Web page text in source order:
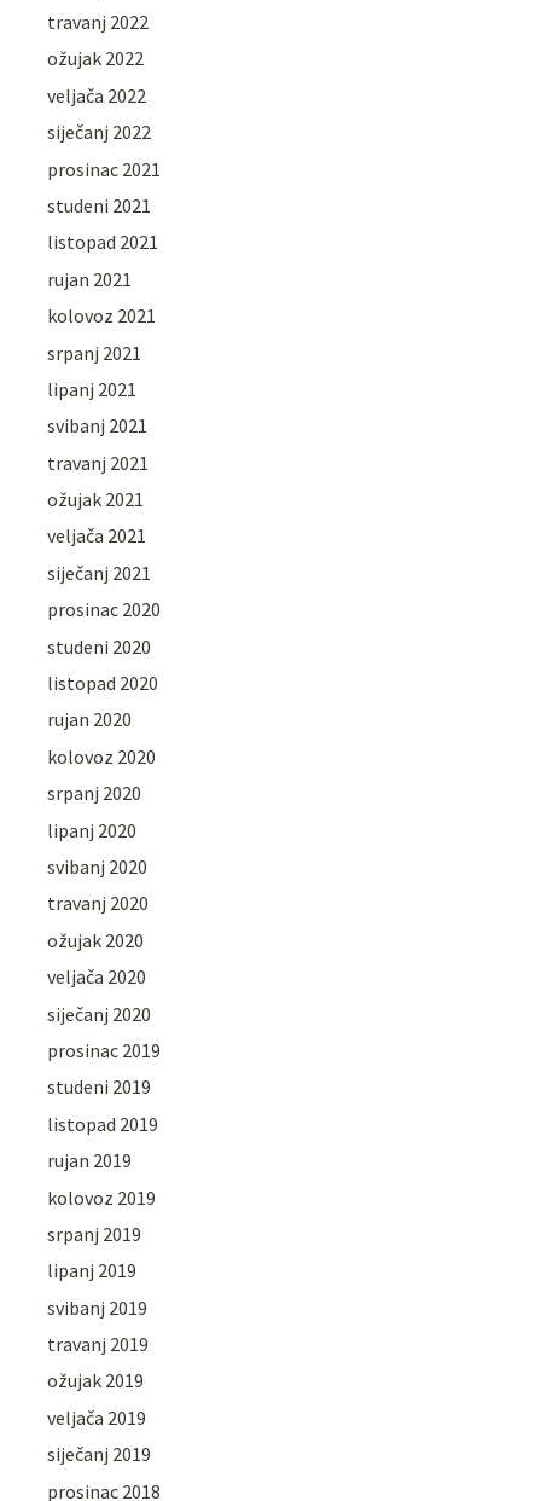
travanj 2022
ožujak 2022
veljača 2022
siječanj 2022
prosinac 2021
studeni 2021
listopad 2021
rujan 2021
kolovoz 2021
srpanj 2021
lipanj 2021
svibanj 2021
travanj 2021
ožujak 2021
veljača 2021
siječanj 2021
prosinac 2020
studeni 2020
listopad 2020
rujan 2020
kolovoz 2020
srpanj 2020
lipanj 2020
svibanj 2020
travanj 2020
ožujak 2020
veljača 2020
siječanj 2020
prosinac 2019
studeni 2019
listopad 2019
rujan 2019
kolovoz 2019
srpanj 2019
lipanj 2019
svibanj 2019
travanj 2019
ožujak 2019
veljača 2019
siječanj 2019
prosinac 2018